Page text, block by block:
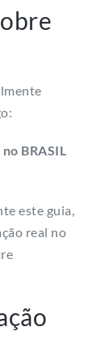
BRASIL
este guia,
real no